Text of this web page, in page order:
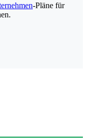
-Pläne für